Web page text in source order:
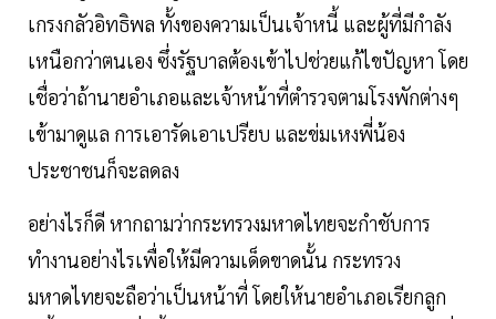
เกรงกลัวอิทธิพล ทั้งของความเป็นเจ้าหนี้ และผู้ที่มีกำลัง
เหนือกว่าตนเอง ซึ่งรัฐบาลต้องเข้าไปช่วยแก้ไขปัญหา โดย
เชื่อว่าถ้านายอำเภอและเจ้าหน้าที่ตำรวจตามโรงพักต่างๆ
เข้ามาดูแล การเอารัดเอาเปรียบ และข่มเหงพี่น้อง
ประชาชนก็จะลดลง
อย่างไรก็ดี หากถามว่ากระทรวงมหาดไทยจะกำชับการ
ทำงานอย่างไรเพื่อให้มีความเด็ดขาดนั้น กระทรวง
มหาดไทยจะถือว่าเป็นหน้าที่ โดยให้นายอำเภอเรียกลูก